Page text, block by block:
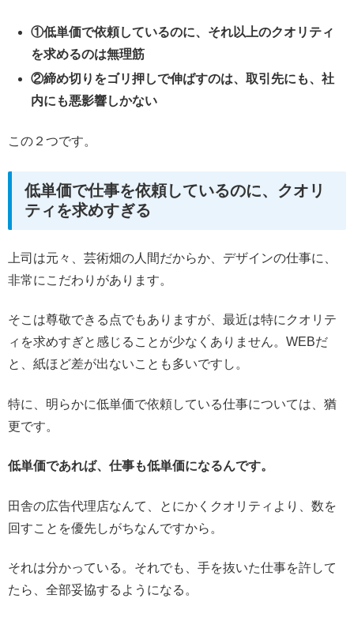
①低単価で依頼しているのに、それ以上のクオリティ
を求めるのは無理筋
②締め切りをゴリ押しで伸ばすのは、取引先にも、社
内にも悪影響しかない
この２つです。
低単価で仕事を依頼しているのに、クオリ
ティを求めすぎる
上司は元々、芸術畑の人間だからか、デザインの仕事に、
非常にこだわりがあります。
そこは尊敬できる点でもありますが、最近は特にクオリテ
ィを求めすぎと感じることが少なくありません。WEBだ
と、紙ほど差が出ないことも多いですし。
特に、明らかに低単価で依頼している仕事については、猶
更です。
低単価であれば、仕事も低単価になるんです。
田舎の広告代理店なんて、とにかくクオリティより、数を
回すことを優先しがちなんですから。
それは分かっている。それでも、手を抜いた仕事を許して
たら、全部妥協するようになる。